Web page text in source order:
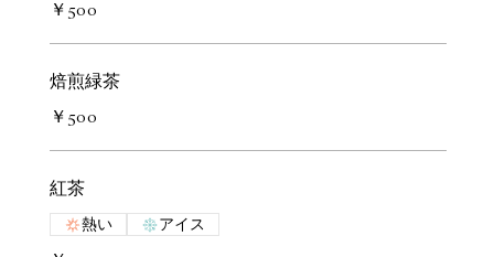
￥500
焙煎緑茶
￥500
紅茶
熱い アイス